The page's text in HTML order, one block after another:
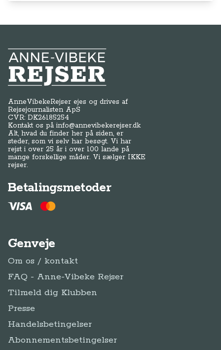
Anne-Vibeke Rejser
AnneVibekeRejser ejes og drives af
Rejsejournalisten ApS
CVR: DK26185254
Kontakt os påinfo@annevibekerejser.dk
Alt, hvad du finder her på siden, er
steder, som vi selv har besøgt. Vi har
rejst i over 25 år i over 100 lande på
mange forskellige måder. Vi sælger IKKE
rejser.
Betalingsmetoder
Genveje
Om os / kontakt
FAQ - Anne-Vibeke Rejser
Tilmeld dig Klubben
Presse
Handelsbetingelser
Abonnementsbetingelser